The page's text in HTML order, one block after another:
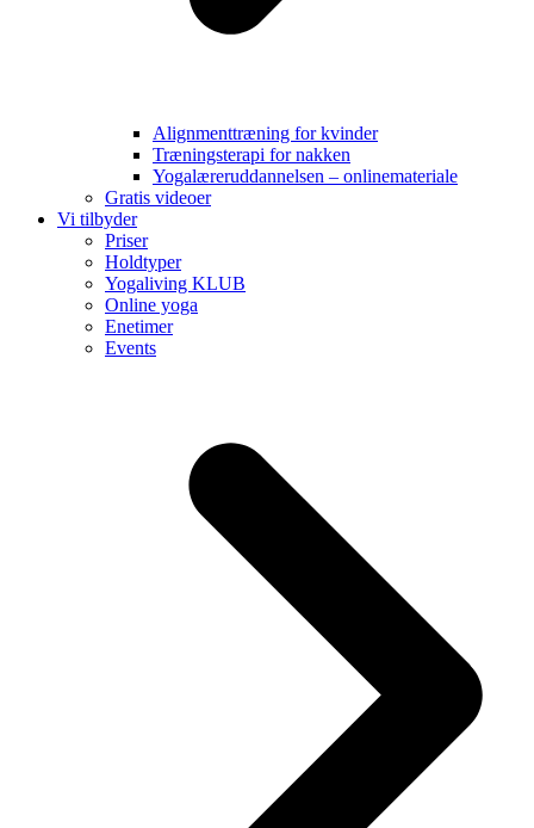
Alignmenttræning for kvinder
Træningsterapi for nakken
Yogalæreruddannelsen – onlinemateriale
Gratis videoer
Vi tilbyder
Priser
Holdtyper
Yogaliving KLUB
Online yoga
Enetimer
Events